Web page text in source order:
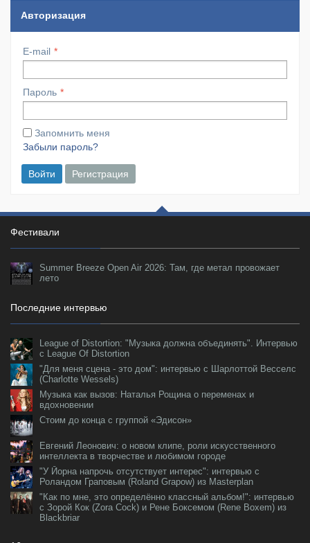
Авторизация
E-mail
Пароль
Запомнить меня
Забыли пароль?
Войти Регистрация
Фестивали
Summer Breeze Open Air 2026: Там, где метал провожает
лето
Последние интервью
League of Distortion: "Музыка должна объединять". Интервью
с League Of Distortion
"Для меня сцена - это дом": интервью с Шарлоттой Весселс
(Charlotte Wessels)
Музыка как вызов: Наталья Рощина о переменах и
вдохновении
Стоим до конца с группой «Эдисон»
Евгений Леонович: о новом клипе, роли искусственного
интеллекта в творчестве и любимом городе
"У Йорна напрочь отсутствует интерес": интервью с
Роландом Граповым (Roland Grapow) из Masterplan
"Как по мне, это определённо классный альбом!": интервью
с Зорой Кок (Zora Cock) и Рене Боксемом (Rene Boxem) из
Blackbriar